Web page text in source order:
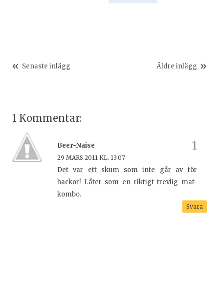
Senaste inlägg Äldre inlägg
1 Kommentar:
Beer-Naise
29 MARS 2011 KL. 13:07
Det var ett skum som inte går av för
hackor! Låter som en riktigt trevlig mat-
kombo.
Svara